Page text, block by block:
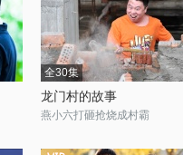
全30集
龙门村的故事
燕小六打砸抢烧成村霸